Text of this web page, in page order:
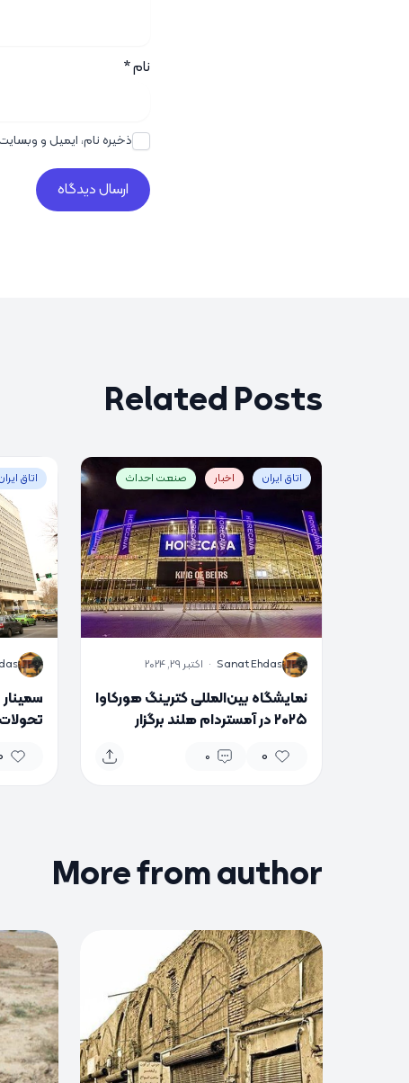
نام*
ذخیره نام، ایمیل و
Related Posts
اتاق ایران اخبار صنعت احداث
S
Sanat Ehdas
· اکتبر 29, 2024
نمایشگاه بین‌المللی کترینگ هورکاوا
۲۰۲۵ در آمستردام هلند برگزار
0
0
اتاق
S
More from author
0
0
0